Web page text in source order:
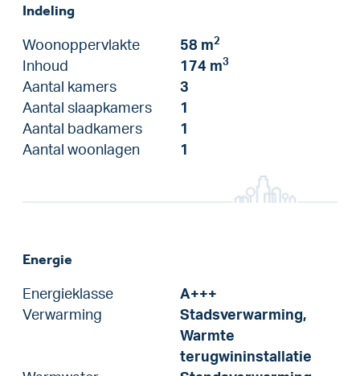
Indeling
Woonoppervlakte 58 m2
Inhoud 174 m3
Aantal kamers
3
Aantal slaapkamers
1
Aantal badkamers
1
Aantal woonlagen
1
Energie
Energieklasse
A+++
Verwarming
Stadsverwarming,
Warmte
terugwininstallatie